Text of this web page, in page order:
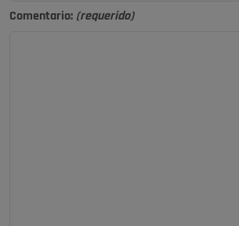
Comentario: (requerido)